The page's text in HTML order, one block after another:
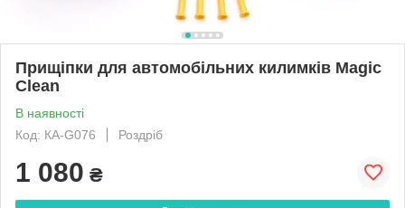
Прищіпки для автомобільних килимків Magic
Clean
В наявності
Код: КА-G076
Роздріб
1 080 ₴